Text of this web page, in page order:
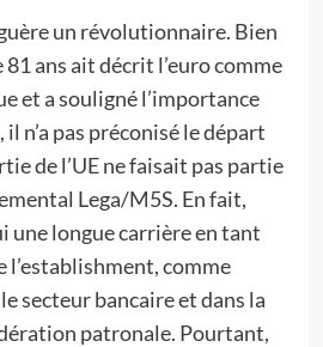
un révolutionnaire. Bien
81 ans ait décrit l’euro comme
et a souligné l’importance
il n’a pas préconisé le départ
de l’UE ne faisait pas partie
Lega/M5S. En fait,
une longue carrière en tant
l’establishment, comme
secteur bancaire et dans la
patronale. Pourtant,